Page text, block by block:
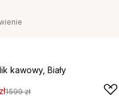
kawowy, Biały
1599 zł